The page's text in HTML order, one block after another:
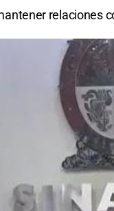
relaciones